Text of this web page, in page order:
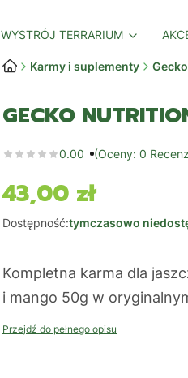
WYSTRÓJ TERRARIUM
Karmy i suplementy
GECKO
0.00 (Oceny: 0
Cena
43,00 zł
Dostępność:tymczasowo
Kompletna karma dla
i mango 50g w
Przejdź do pełnego opisu